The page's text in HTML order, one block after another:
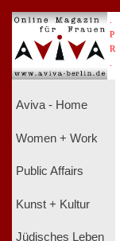
P
R
Aviva - Home
Women + Work
Public Affairs
Kunst + Kultur
Jüdisches Leben